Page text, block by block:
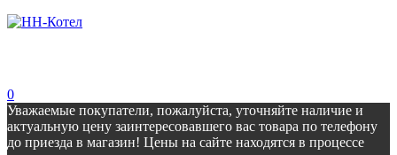
0
Уважаемые покупатели, пожалуйста, уточняйте наличие и
актуальную цену заинтересовавшего вас товара по телефону
до приезда в магазин! Цены на сайте находятся в процессе